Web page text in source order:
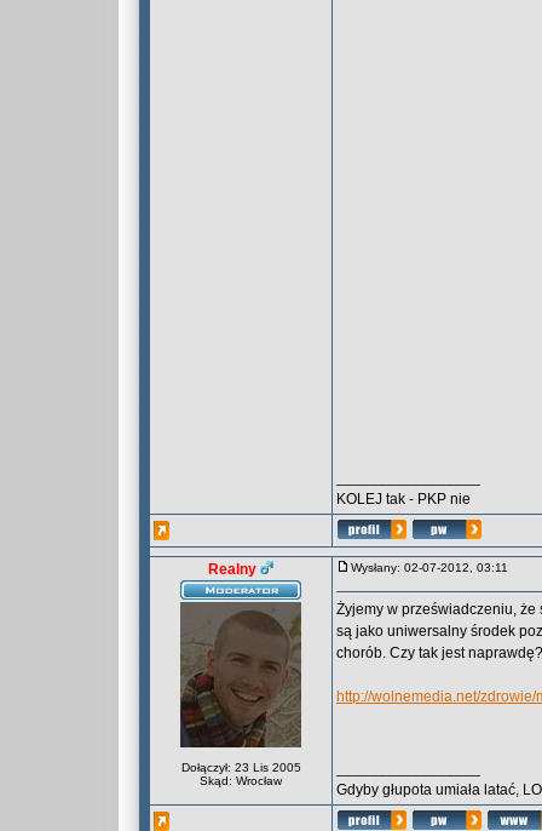
KOLEJ tak - PKP nie
Realny
Dołączył: 23 Lis 2005
Skąd: Wrocław
Wysłany: 02-07-2012, 03:11
Żyjemy w przeświadczeniu,
są jako uniwersalny środek
chorób. Czy tak jest
http://wolnemedia.net/
Gdyby głupota umiała latać,